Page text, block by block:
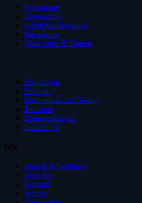
Restaurants
Unterkünfte
Sehenswürdigkeiten
Nachtleben
Aktivitäten & Touren
Mietwagen
Shopping
Gesundheit und Beauty
Transport
Dienstleistungen
Immobilien
Info
Blog & Reiseführer
Über uns
Kontakt
Werben